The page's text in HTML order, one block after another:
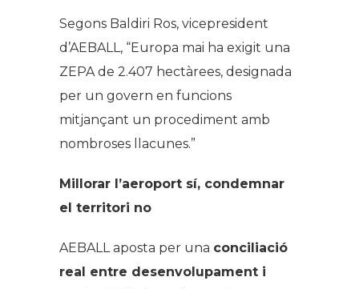
Segons Baldiri Ros, vicepresident
d’AEBALL, “Europa mai ha exigit una
ZEPA de 2.407 hectàrees, designada
per un govern en funcions
mitjançant un procediment amb
nombroses llacunes.”
Millorar l’aeroport sí, condemnar
el territori no
AEBALL aposta per una conciliació
real entre desenvolupament i